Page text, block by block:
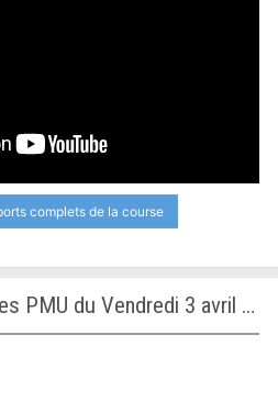
complets de la course
Les vidéos des courses PMU du Vendredi 3 avril 2026